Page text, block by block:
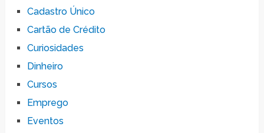
Cadastro Único
Cartão de Crédito
Curiosidades
Dinheiro
Cursos
Emprego
Eventos